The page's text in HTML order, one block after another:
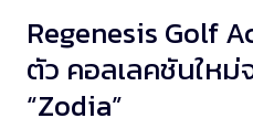
Regenesis Golf
ตัว คอลเลคชันให
“Zodia”